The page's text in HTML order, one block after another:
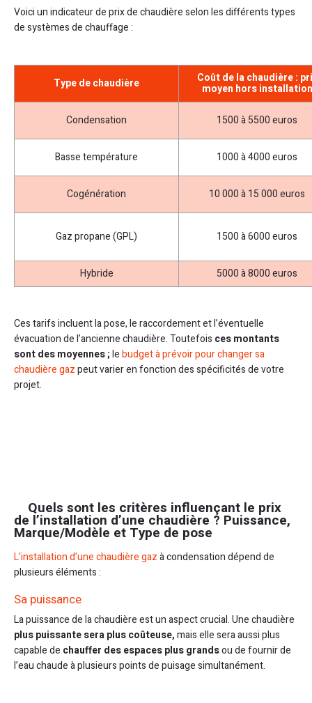
Voici un indicateur de prix de chaudière selon les différents types
de systèmes de chauffage :
Type de chaudière Coût de la chaudière :
moyen hors installation
Condensation 1500 à 5500 euros
Basse température 1000 à 4000 euros
Cogénération 10 000 à 15 000 euros
Gaz propane (GPL) 1500 à 6000 euros
Hybride 5000 à 8000 euros
Ces tarifs incluent la pose, le raccordement et l’éventuelle
évacuation de l’ancienne chaudière. Toutefois ces montants
sont des moyennes ;lebudget à prévoir pour changer sa
chaudière gazpeut varier en fonction des spécificités de votre
projet.
Quels sont les critères influençant le prix
de l’installation d’une chaudière ? Puissance,
Marque/Modèle et Type de pose
L’installation d’une chaudière gazà condensation dépend de
plusieurs éléments :
Sa puissance
La puissance de la chaudière est un aspect crucial. Une chaudière
plus puissante sera plus coûteuse,mais elle sera aussi plus
capable de chauffer des espaces plus grandsou de fournir de
l’eau chaude à plusieurs points de puisage simultanément.